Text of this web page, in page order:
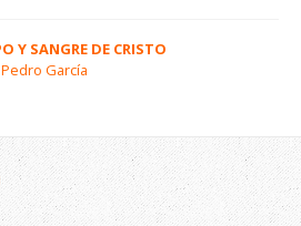
Y SANGRE DE CRISTO
García